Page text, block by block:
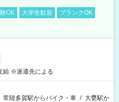
OK 大学生歓迎
ブランクOK
給 ※派遣先による
常陸多賀駅からバイク・車 / 大甕駅か